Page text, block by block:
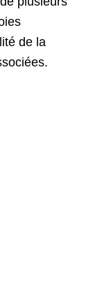
de la